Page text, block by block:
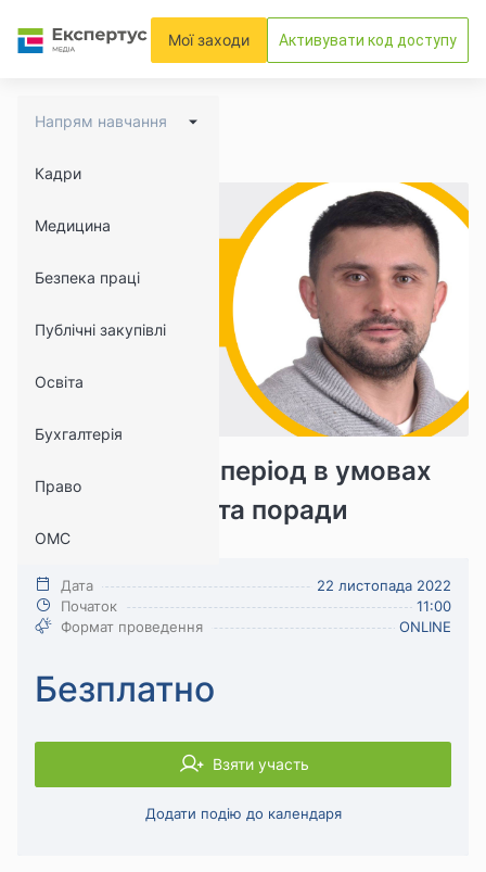
Мої заходи Активувати код доступу
Напрям навчання
Кадри
Медицина
Безпека праці
Публічні закупівлі
Освіта
Бухгалтерія
Право
ОМС
Опалювальний період в умовах
війни: виклики та поради
1136 102
Безпека праці
Дата
22 листопада 2022
Початок
11:00
Формат проведення
ONLINE
Безплатно
Взяти участь
Додати подію до календаря